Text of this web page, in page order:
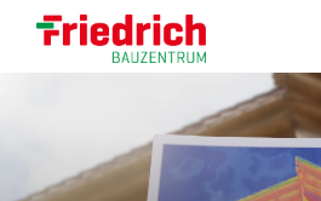
content